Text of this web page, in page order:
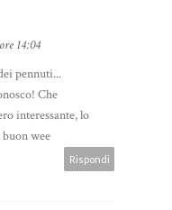
14:04
pennuti...
Che
interessante, lo
wee
Rispondi